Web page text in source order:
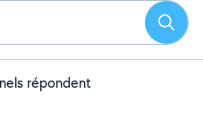
répondent